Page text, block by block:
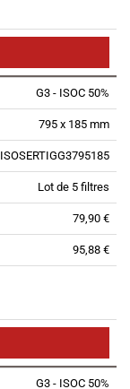
G3 - ISOC 50%
795 x 185 mm
ISOSERTIGG3795185
Lot de 5 filtres
79,90 €
95,88 €
G3 - ISOC 50%